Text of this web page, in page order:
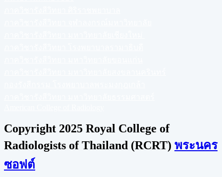
Copyright 2025 Royal College of
Radiologists of Thailand (RCRT) พระนคร
ซอฟต์